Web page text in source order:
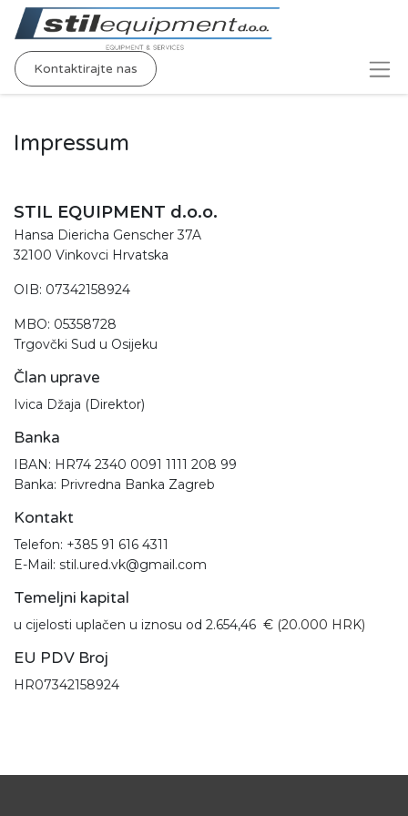
Kontaktirajte nas
Impressum
STIL EQUIPMENT d.o.o.
Hansa Diericha Genscher 37A
32100 Vinkovci Hrvatska
OIB: 07342158924
MBO: 05358728
Trgovčki Sud u Osijeku
Član uprave
Ivica Džaja (Direktor)
Banka
IBAN: HR74 2340 0091 1111 208 99
Banka: Privredna Banka Zagreb
Kontakt
Telefon: +385 91 616 4311
E-Mail: stil.ured.vk@gmail.com
Temeljni kapital
u cijelosti uplačen u iznosu od 2.654,46 € (20.000 HRK)
EU PDV Broj
HR07342158924